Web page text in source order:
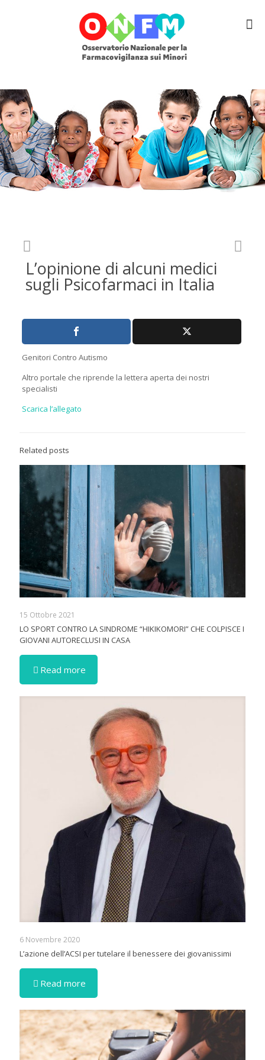
L’opinione di alcuni medici
sugli Psicofarmaci in Italia
Genitori Contro Autismo
Altro portale che riprende la lettera aperta dei nostri
specialisti
Scarica l’allegato
Related posts
15 Ottobre 2021
LO SPORT CONTRO LA SINDROME “HIKIKOMORI” CHE COLPISCE I
GIOVANI AUTORECLUSI IN CASA
Read more
6 Novembre 2020
L’azione dell’ACSI per tutelare il benessere dei giovanissimi
Read more